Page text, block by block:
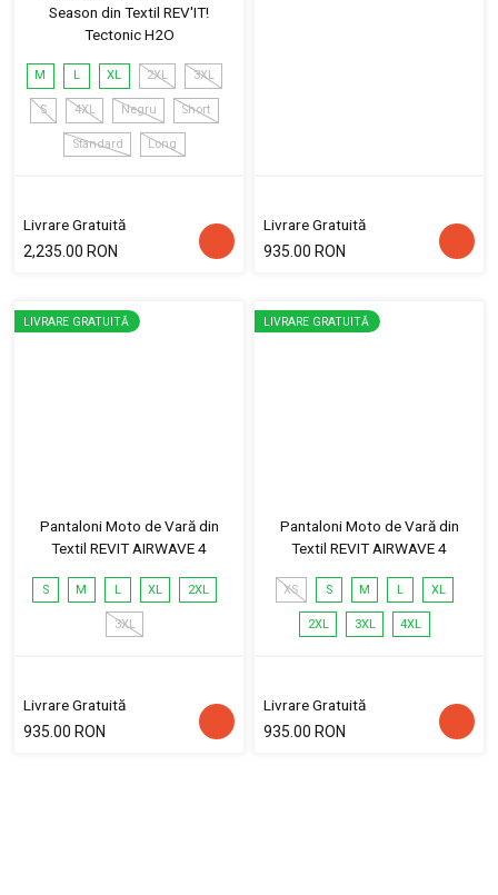
Season din Textil REV'IT!
Tectonic H2O
M L XL 2XL 3XL
S 4XL Negru Short
Standard Long
Livrare Gratuită
2,235.00 RON
Livrare Gratuită
935.00 RON
LIVRARE GRATUITĂ
Pantaloni Moto de Vară din
Textil REVIT AIRWAVE 4
S M L XL 2XL
3XL
Livrare Gratuită
935.00 RON
LIVRARE GRATUITĂ
Pantaloni Moto de Vară din
Textil REVIT AIRWAVE 4
XS S M L XL
2XL 3XL 4XL
Livrare Gratuită
935.00 RON